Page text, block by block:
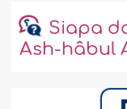
Siapa
Ash-hâbul